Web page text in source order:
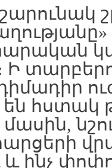
Ի
են հստակ
մասին,
ինչ